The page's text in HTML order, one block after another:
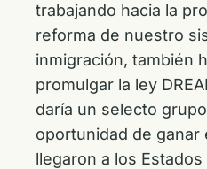
trabajando hacia la
reforma de nuestro
inmigración, también
promulgar la ley
daría un selecto
oportunidad de ganar
llegaron a los